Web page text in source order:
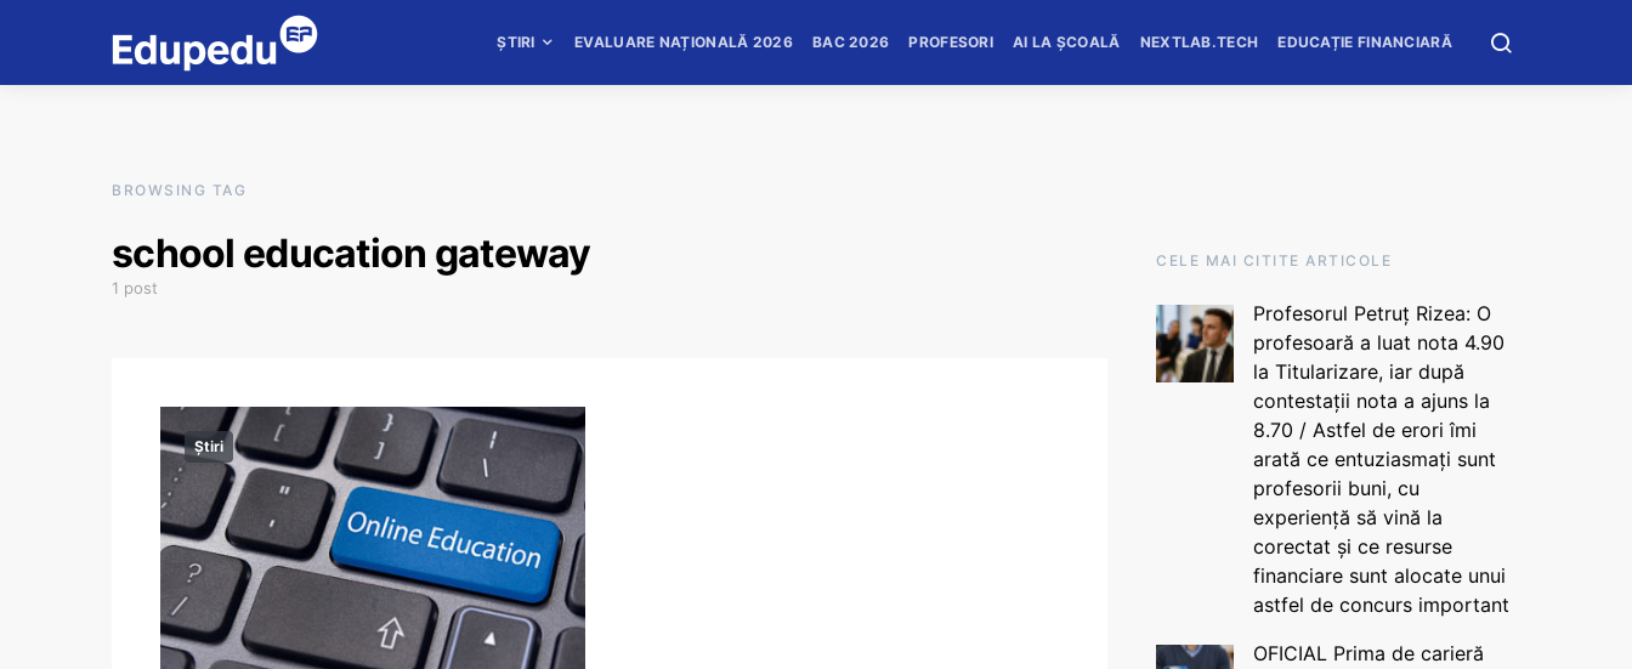
ȘTIRI EVALUARE NAȚIONALĂ 2026 BAC 2026 PROFESORI AI LA ȘCOALĂ NEXTLAB.TECH EDUCAȚIE FINANCIARĂ
BROWSING TAG
school education gateway
1 post
Știri
CELE MAI CITITE ARTICOLE
Profesorul Petruț Rizea: O
profesoară a luat nota 4.90
la Titularizare, iar după
contestații nota a ajuns la
8.70 / Astfel de erori îmi
arată ce entuziasmați sunt
profesorii buni, cu
experiență să vină la
corectat și ce resurse
financiare sunt alocate unui
astfel de concurs important
OFICIAL Prima de carieră